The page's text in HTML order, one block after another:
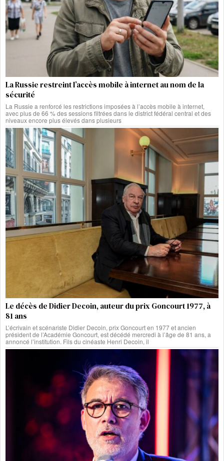
La Russie restreint l’accès mobile à internet au nom de la
sécurité
La Russie a renforcé les restrictions imposées à l’accès mobile à internet,
avec plus de 66 % des sessions filtrées dans le district fédéral central et des
niveaux encore plus élevés dans plusieurs
Le décès de Didier Decoin, auteur du prix Goncourt 1977, à
81 ans
L’écrivain et scénariste Didier Decoin, prix Goncourt en 1977 et ancien
président de l’Académie Goncourt, est décédé mercredi à l’âge de 81 ans, a
annoncé l’institution. Fils du cinéaste Henri Decoin, il